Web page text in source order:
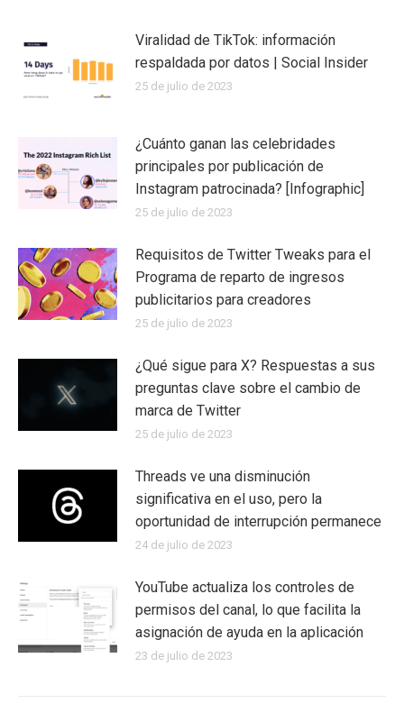
Viralidad de TikTok: información
respaldada por datos | Social Insider
25 de julio de 2023
¿Cuánto ganan las celebridades
principales por publicación de
Instagram patrocinada? [Infographic]
25 de julio de 2023
Requisitos de Twitter Tweaks para el
Programa de reparto de ingresos
publicitarios para creadores
25 de julio de 2023
¿Qué sigue para X? Respuestas a sus
preguntas clave sobre el cambio de
marca de Twitter
25 de julio de 2023
Threads ve una disminución
significativa en el uso, pero la
oportunidad de interrupción permanece
24 de julio de 2023
YouTube actualiza los controles de
permisos del canal, lo que facilita la
asignación de ayuda en la aplicación
23 de julio de 2023